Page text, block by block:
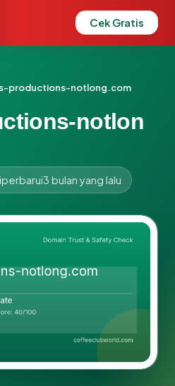
Cek Gratis
productions-notlong.com
notlon
3 bulan yang lalu